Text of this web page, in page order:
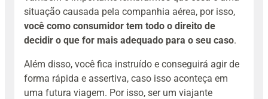
situação causada pela companhia aérea, por isso,
você como consumidor tem todo o direito de
decidir o que for mais adequado para o seu caso.
Além disso, você fica instruído e conseguirá agir de
forma rápida e assertiva, caso isso aconteça em
uma futura viagem. Por isso, ser um viajante